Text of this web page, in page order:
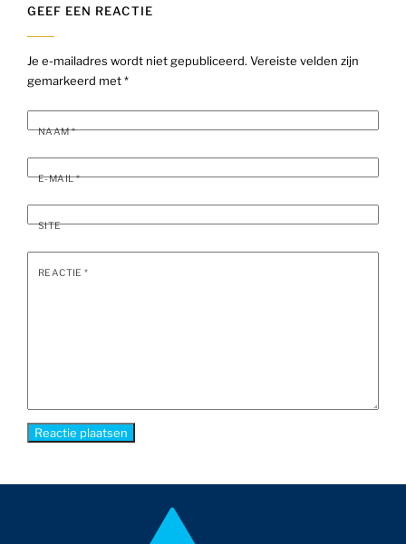
GEEF EEN REACTIE
Je e-mailadres wordt niet gepubliceerd. Vereiste velden zijn
gemarkeerd met*
NAAM*
E-MAIL*
SITE
REACTIE*